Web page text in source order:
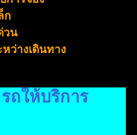
ก
วน
ว่างเดินทาง
ถให้บริการ